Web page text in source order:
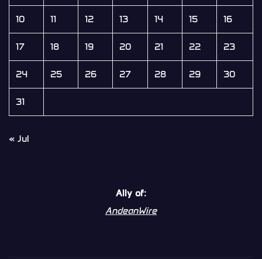
10 11 12 13 14 15 16
17 18 19 20 21 22 23
24 25 26 27 28 29 30
31
« Jul
Ally of:
AndeanWire